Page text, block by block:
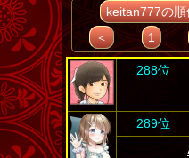
keitan777の
＜
1
288位
289位